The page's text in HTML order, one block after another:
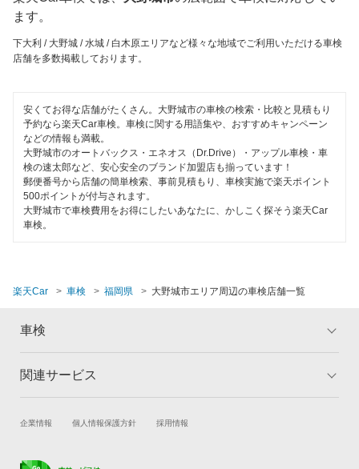
筑紫野市
中間市
直方市
福津市
豊前市
三潴郡
京都郡
みやま市
宗像市
コンピューター診断
ます。
下大利 / 大野城 / 水城 / 白木原エリアなど様々な地域でご利用いただける車検
店舗を多数掲載しております。
安くてお得な店舗がたくさん。大野城市の車検の検索・比較と見積もり
予約なら楽天Car車検。車検に関する用語集や、おすすめキャンペーン
などの情報も満載。
大野城市のオートバックス・エネオス（Dr.Drive）・アップル車検・車
検の速太郎など、安心安全のブランド加盟店も揃っています！
郵便番号から店舗の簡単検索、事前見積もり、車検実施で楽天ポイント
500ポイントが付与されます。
大野城市で車検費用をお得にしたいあなたに、かしこく探そう楽天Car
車検。
楽天Car 車検 福岡県 大野城市エリア周辺の車検店舗一覧
車検
トップ
車検の基礎知識 キャンペーン一覧
関連サービス
試乗・商談 新車購入
企業情報 個人情報保護方針 採用情報